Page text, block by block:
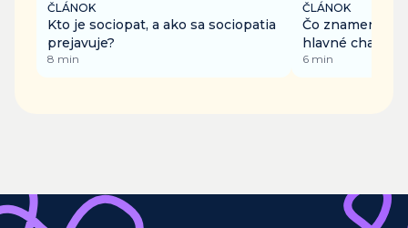
ČLÁNOK
Kto je sociopat, a ako sa sociopatia
prejavuje?
8 min
ČLÁNOK
Čo znamená
hlavné
6 min